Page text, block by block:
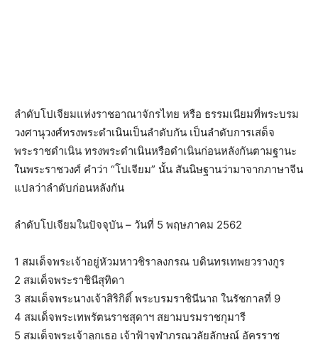
ลำดับโปเจียมแห่งราชอาณาจักรไทย หรือ ธรรมเนียมที่พระบรม
วงศานุวงศ์ทรงพระดำเนินเป็นลำดับกัน เป็นลำดับการเสด็จ
พระราชดำเนิน ทรงพระดำเนินหรือดำเนินก่อนหลังกันตามฐานะ
ในพระราชวงศ์ คำว่า “โปเจียม” นั้น สันนิษฐานว่ามาจากภาษาจีน
แปลว่าลำดับก่อนหลังกัน
ลำดับโปเจียมในปัจจุบัน – วันที่ 5 พฤษภาคม 2562
1 สมเด็จพระเจ้าอยู่หัวมหาวชิราลงกรณ บดินทรเทพยวรางกูร
2 สมเด็จพระราชินีสุทิดา
3 สมเด็จพระนางเจ้าสิริกิติ์ พระบรมราชินีนาถ ในรัชกาลที่ 9
4 สมเด็จพระเทพรัตนราชสุดาฯ สยามบรมราชกุมารี
5 สมเด็จพระเจ้าลูกเธอ เจ้าฟ้าจุฬาภรณวลัยลักษณ์ อัครราช